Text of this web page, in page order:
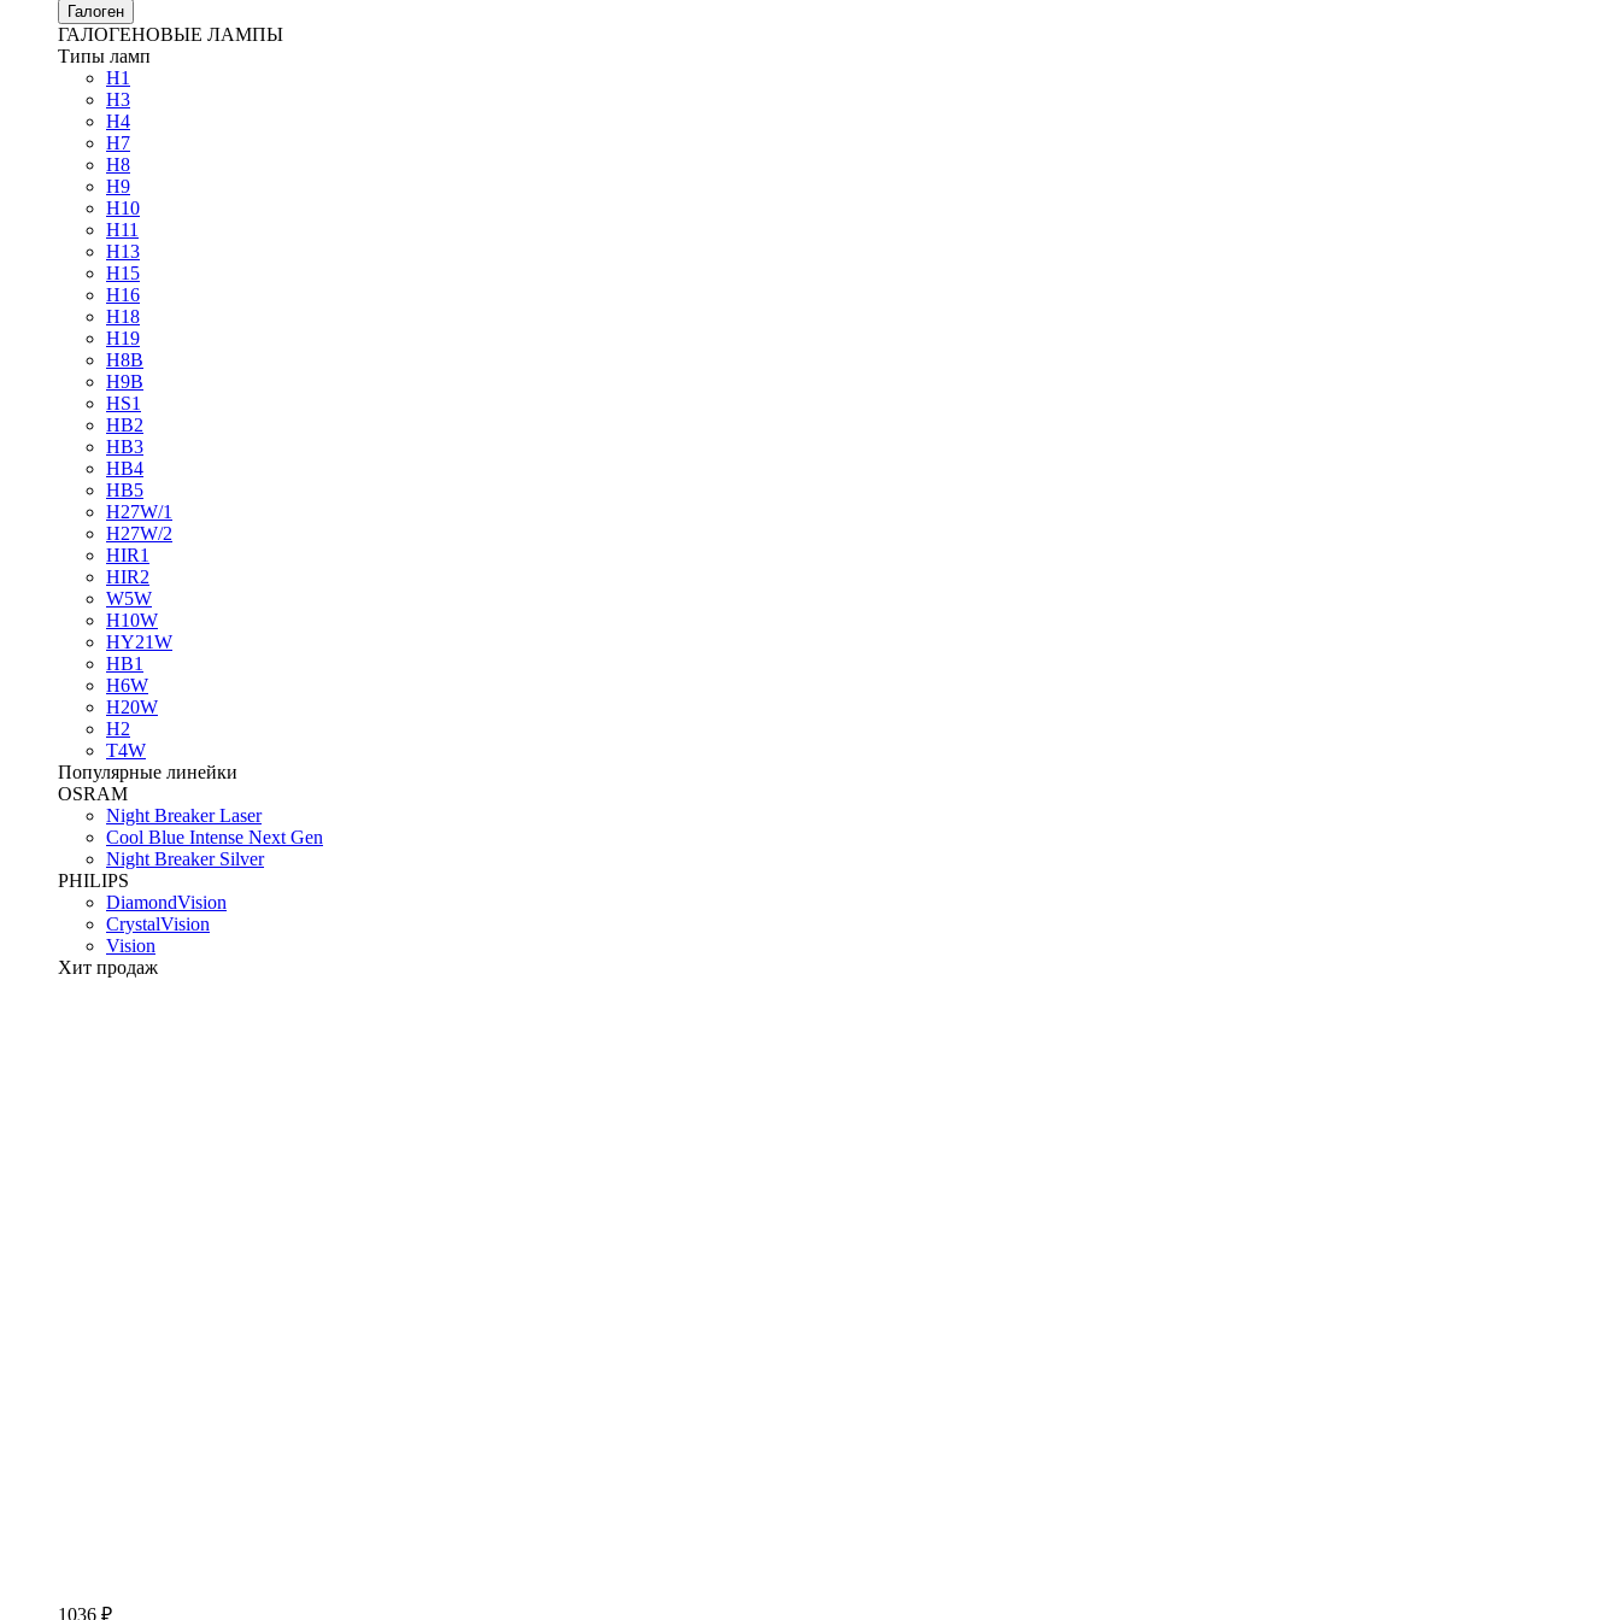
Галоген
ГАЛОГЕНОВЫЕ ЛАМПЫ
Типы ламп
H1
H3
H4
H7
H8
H9
H10
H11
H13
H15
H16
H18
H19
H8B
H9B
HS1
HB2
HB3
HB4
HB5
H27W/1
H27W/2
HIR1
HIR2
W5W
H10W
HY21W
HB1
H6W
H20W
H2
T4W
Популярные линейки
OSRAM
Night Breaker Laser
Cool Blue Intense Next Gen
Night Breaker Silver
PHILIPS
DiamondVision
CrystalVision
Vision
Хит продаж
1036 ₽